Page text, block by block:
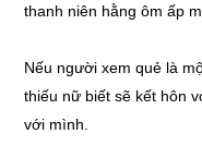
thanh niên hằng ôm ấp
Nếu người xem quẻ là
thiếu nữ biết sẽ kết hôn
với mình.